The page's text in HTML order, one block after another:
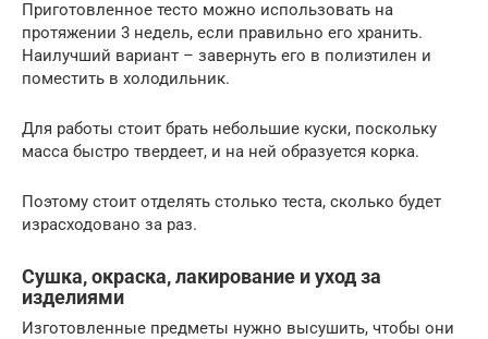
Приготовленное тесто можно использовать на
протяжении 3 недель, если правильно его хранить.
Наилучший вариант – завернуть его в полиэтилен и
поместить в холодильник.
Для работы стоит брать небольшие куски, поскольку
масса быстро твердеет, и на ней образуется корка.
Поэтому стоит отделять столько теста, сколько будет
израсходовано за раз.
Сушка, окраска, лакирование и уход за
изделиями
Изготовленные предметы нужно высушить, чтобы они